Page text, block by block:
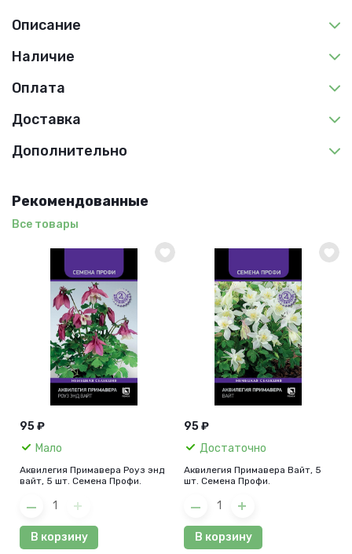
Описание
Наличие
Оплата
Доставка
Дополнительно
Рекомендованные
Все товары
95 ₽
Мало
Аквилегия Примавера Роуз энд
вайт, 5 шт. Семена Профи.
В корзину
95 ₽
Достаточно
Аквилегия Примавера Вайт, 5
шт. Семена Профи.
В корзину